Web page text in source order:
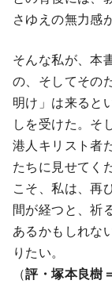
さゆえの無力感
そんな私が、本
の、そしてその
明け」は来ると
しを受けた。そ
港人キリスト者
たちに見せてく
こそ、私は、再
間が経つと、祈
あるかもしれな
りたい。
（評・塚本良樹